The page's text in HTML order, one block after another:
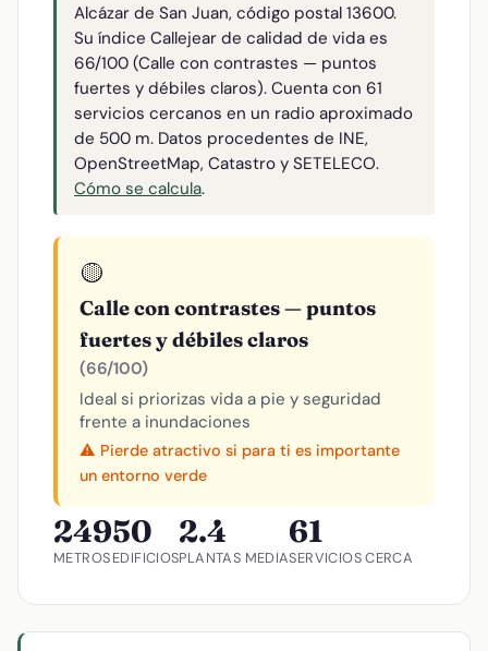
Alcázar de San Juan, código postal 13600.
Su índice Callejear de calidad de vida es
66/100 (Calle con contrastes — puntos
fuertes y débiles claros). Cuenta con 61
servicios cercanos en un radio aproximado
de 500 m. Datos procedentes de INE,
OpenStreetMap, Catastro y SETELECO.
Cómo se calcula.
🟡
Calle con contrastes — puntos
fuertes y débiles claros
(66/100)
Ideal si priorizas vida a pie y seguridad
frente a inundaciones
⚠️ Pierde atractivo si para ti es importante
un entorno verde
249
METROS
50
EDIFICIOS
2.4
PLANTAS MEDIA
61
SERVICIOS CERCA